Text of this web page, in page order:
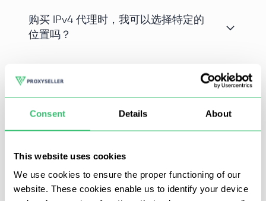
Consent Details About
This website uses cookies
We use cookies to ensure the proper functioning of our
website. These cookies enable us to identify your device
购买 IPv4 代理时，我可以选择特定的
位置吗？
在流行的WhatsApp信使中使用私人代理，用户将能够安全
地进行这可能导致禁止的群发信息，绕过通信服务的保护性
Proxy-Seller的WhatsApp代理的特点